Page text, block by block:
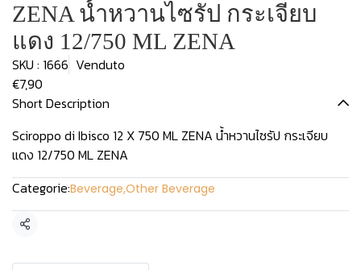
ZENA น้ำหวานไซรัป กระเจียบ
แดง 12/750 ML ZENA
SKU : 1666 Venduto
€7,90
Short Description
Sciroppo di Ibisco 12 X 750 ML ZENA น้ำหวานไซรัป กระเจียบ
แดง 12/750 ML ZENA
Categorie:Beverage,Other Beverage
Condividi